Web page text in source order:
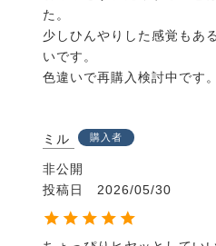
た。
少しひんやりした感覚もあ
いです。
色違いで再購入検討中です。
ミル 購入者
非公開
投稿日
2026/05/30